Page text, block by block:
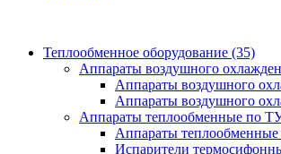
Теплообменное оборудование (35)
Аппараты воздушного
Аппараты воздушного
Аппараты воздушного
Аппараты теплообменные по
Аппараты
Испарители